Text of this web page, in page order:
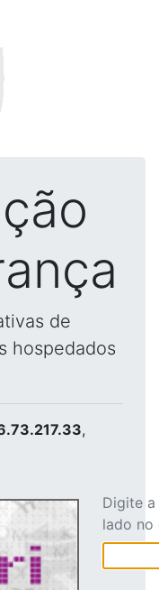
de
hospedados
,
Digite
lado no